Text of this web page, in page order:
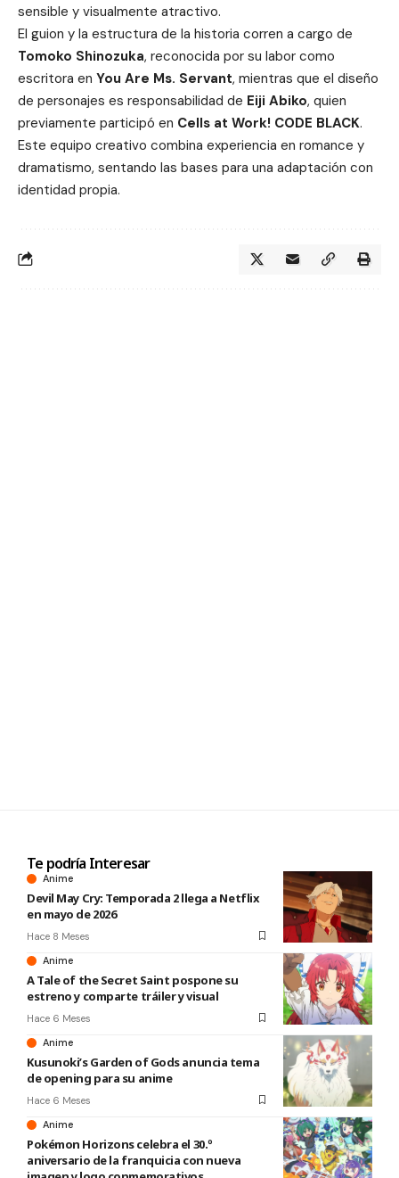
sensible y visualmente atractivo.
El guion y la estructura de la historia corren a cargo de
Tomoko Shinozuka, reconocida por su labor como
escritora en You Are Ms. Servant, mientras que el diseño
de personajes es responsabilidad de Eiji Abiko, quien
previamente participó en Cells at Work! CODE BLACK.
Este equipo creativo combina experiencia en romance y
dramatismo, sentando las bases para una adaptación con
identidad propia.
Te podría Interesar
Anime
Devil May Cry: Temporada 2 llega a Netflix
en mayo de 2026
Hace 8 Meses
Anime
A Tale of the Secret Saint pospone su
estreno y comparte tráiler y visual
Hace 6 Meses
Anime
Kusunoki’s Garden of Gods anuncia tema
de opening para su anime
Hace 6 Meses
Anime
Pokémon Horizons celebra el 30.º
aniversario de la franquicia con nueva